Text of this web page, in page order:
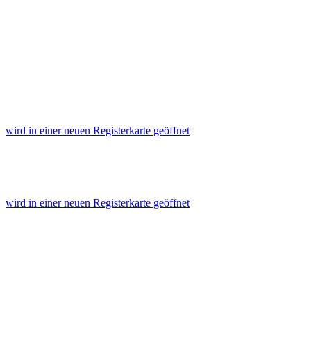
wird in einer neuen Registerkarte geöffnet
wird in einer neuen Registerkarte geöffnet